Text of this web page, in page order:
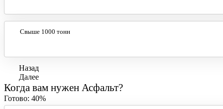
Свыше 1000 тонн
Назад
Далее
Когда вам нужен Асфальт?
Готово: 40%